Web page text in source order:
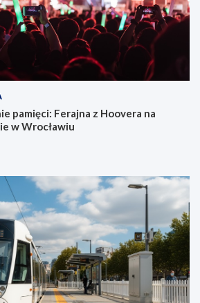
pamięci: Ferajna z Hoovera na
w Wrocławiu